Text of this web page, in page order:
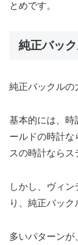
とめです。
純正バッ
純正バックルの
基本的には、時
ールドの時計な
スの時計ならス
しかし、ヴィ
り、純正バック
多いパターンが